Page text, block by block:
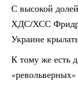
С высокой
ХДС/ХСС
Украине
К тому же есть